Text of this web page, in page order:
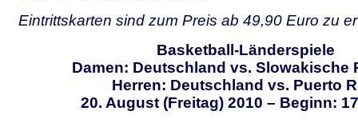
Eintrittskarten sind zum Preis ab 49,90 Euro zu
Basketball-Länderspiele
Damen: Deutschland vs. Slowakische
Herren: Deutschland vs. Puerto
20. August (Freitag) 2010 – Beginn: